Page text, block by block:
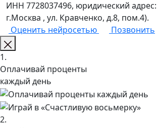
ИНН 7728037496, юридический адрес:
г.Москва , ул. Кравченко, д.8, пом.4).
Оценить нейросетью
Позвонить
1.
Оплачивай проценты
каждый день
2.